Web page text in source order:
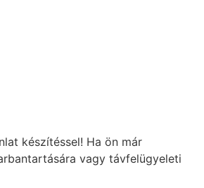
készítéssel! Ha ön már
vagy távfelügyeleti